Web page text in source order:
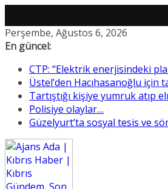
Skip
to
Perşembe, Ağustos 6, 2026
En güncel:
CTP: “Elektrik enerjisindeki
Üstel’den Hacıhasanoğlu için
Tartıştığı kişiye yumruk atıp
Polisiye olaylar…
Güzelyurt’ta sosyal tesis ve